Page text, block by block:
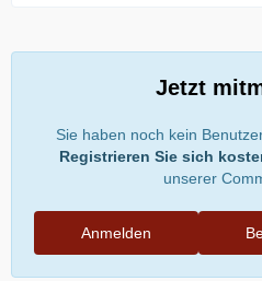
Jetzt
Sie haben noch kein
Registrieren Sie sich
unserer
Anmelden